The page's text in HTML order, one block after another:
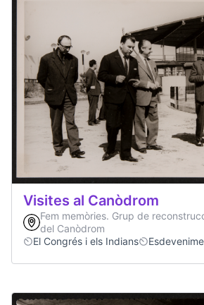
Visites al Canòdrom
Fem memòries. Grup de
del Canòdrom
El Congrés i els Indians